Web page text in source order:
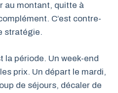
au montant, quitte à
C’est contre-
stratégie.
la période. Un week-end
prix. Un départ le mardi,
de séjours, décaler de